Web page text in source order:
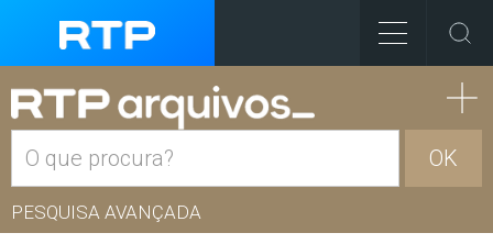
OK
PESQUISA AVANÇADA